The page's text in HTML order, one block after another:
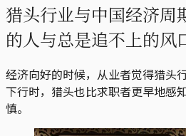
猎头行业与中国经济周
的人与总是追不上的风
经济向好的时候，从业者觉得猎头
下行时，猎头也比求职者更早地感
慎。